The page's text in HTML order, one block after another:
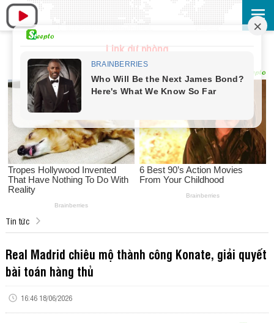
Link dự phòng
Tin tức
Real Madrid chiêu mộ thành công Konate, giải quyết
bài toán hàng thủ
16:46 18/06/2026